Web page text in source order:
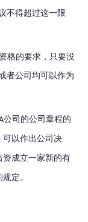
不得超过这一限
格的要求，只要没
者公司均可以作为
公司的公司章程的
可以作出公司决
资成立一家新的有
定。